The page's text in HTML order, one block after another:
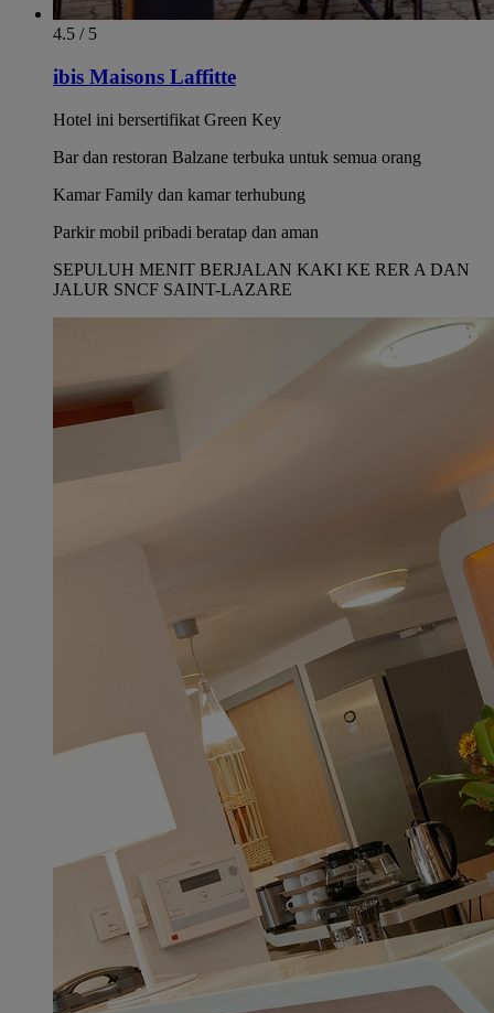
4.5 / 5
ibis Maisons Laffitte
Hotel ini bersertifikat Green Key
Bar dan restoran Balzane terbuka untuk semua orang
Kamar Family dan kamar terhubung
Parkir mobil pribadi beratap dan aman
SEPULUH MENIT BERJALAN KAKI KE RER A DAN
JALUR SNCF SAINT-LAZARE